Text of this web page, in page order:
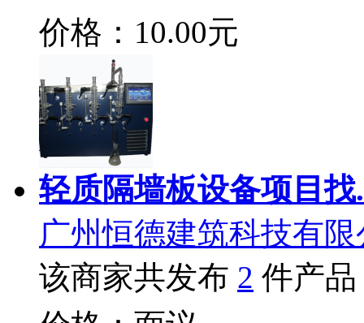
价格：10.00元
轻质隔墙板设备项目找
广州恒德建筑科技有
该商家共发布 2 件产品